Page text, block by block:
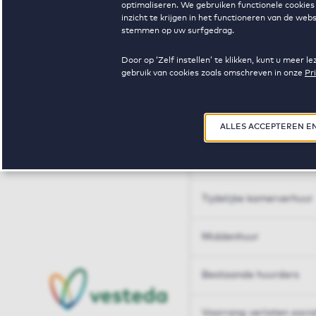
optimaliseren. We gebruiken functionele
inzicht te krijgen in het functioneren van de
stemmen op uw surfgedrag.
Door op ‘Zelf instellen’ te klikken, kunt u meer
gebruik van cookies zoals omschreven in onze
ALLES ACCEPTEREN
Huren op maat
Tijdelijke kamerverhuur
Middenhuur
Bestaande huurders
Voorrang verlaten